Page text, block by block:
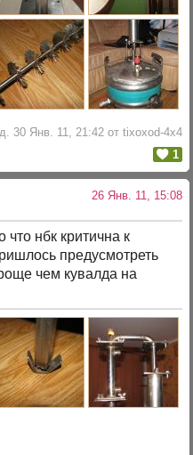
30 Янв. 11, 21:42 от tixoxod-4x4
1
26 Янв. 11, 15:08
что нбк критична к
предусмотреть
чем кувалда на